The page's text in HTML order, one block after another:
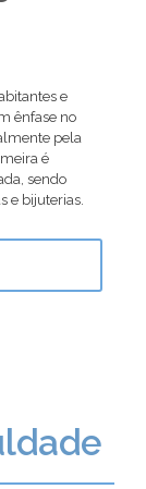
e
ênfase no
pela
é
sendo
e bijuterias.